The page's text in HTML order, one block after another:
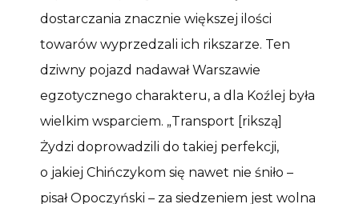
dostarczania znacznie większej ilości
towarów wyprzedzali ich rikszarze. Ten
dziwny pojazd nadawał Warszawie
egzotycznego charakteru, a dla Koźlej była
wielkim wsparciem. „Transport [rikszą]
Żydzi doprowadzili do takiej perfekcji,
o jakiej Chińczykom się nawet nie śniło –
pisał Opoczyński – za siedzeniem jest wolna